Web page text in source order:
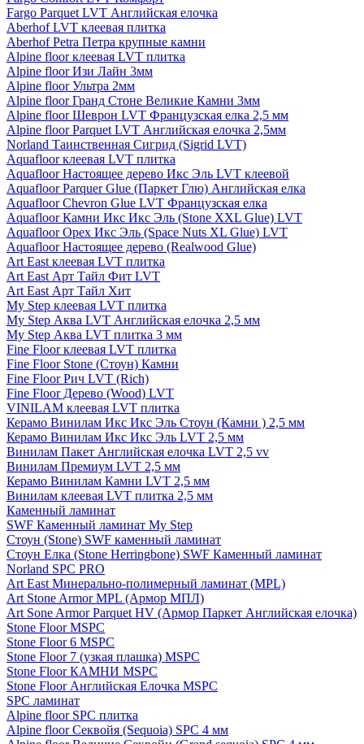
Fargo Parquet LVT Английская елочка
Aberhof LVT клеевая плитка
Aberhof Petra Петра крупные камни
Alpine floor клеевая LVT плитка
Alpine floor Изи Лайн 3мм
Alpine floor Ультра 2мм
Alpine floor Гранд Стоне Великие Камни 3мм
Alpine floor Шеврон LVT Французская елка 2,5 мм
Alpine floor Parquet LVT Английская елочка 2,5мм
Norland Таинственная Сигрид (Sigrid LVT)
Aquafloor клеевая LVT плитка
Aquafloor Настоящее дерево Икс Эль LVT клеевой
Aquafloor Parquer Glue (Паркет Глю) Английская елка
Aquafloor Chevron Glue LVT Французская елка
Aquafloor Камни Икс Икс Эль (Stone XXL Glue) LVT
Aquafloor Орех Икс Эль (Space Nuts XL Glue) LVT
Aquafloor Настоящее дерево (Realwood Glue)
Art East клеевая LVT плитка
Art East Арт Тайл Фит LVT
Art East Арт Тайл Хит
My Step клеевая LVT плитка
My Step Аква LVT Английская елочка 2,5 мм
My Step Аква LVT плитка 3 мм
Fine Floor клеевая LVT плитка
Fine Floor Stone (Стоун) Камни
Fine Floor Рич LVT (Rich)
Fine Floor Дерево (Wood) LVT
VINILAM клеевая LVT плитка
Керамо Винилам Икс Икс Эль Стоун (Камни ) 2,5 мм
Керамо Винилам Икс Икс Эль LVT 2,5 мм
Винилам Пакет Английская елочка LVT 2,5 vv
Винилам Премиум LVT 2,5 мм
Керамо Винилам Камни LVT 2,5 мм
Винилам клеевая LVT плитка 2,5 мм
Каменный ламинат
SWF Каменный ламинат My Step
Стоун (Stone) SWF каменный ламинат
Стоун Елка (Stone Herringbone) SWF Каменный ламинат
Norland SPC PRO
Art East Минерально-полимерный ламинат (MPL)
Art Stone Armor MPL (Армор МПЛ)
Art Sone Armor Parquet HV (Армор Паркет Английская елочка)
Stone Floor MSPC
Stone Floor 6 MSPC
Stone Floor 7 (узкая плашка) MSPC
Stone Floor КАМНИ MSPC
Stone Floor Английская Елочка MSPC
SPC ламинат
Alpine floor SPC плитка
Alpine floor Секвойя (Sequoia) SPC 4 мм